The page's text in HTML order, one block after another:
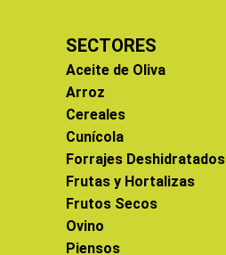
SECTORES
Aceite de Oliva
Arroz
Cereales
Cunícola
Forrajes Deshidratados
Frutas y Hortalizas
Frutos Secos
Ovino
Piensos